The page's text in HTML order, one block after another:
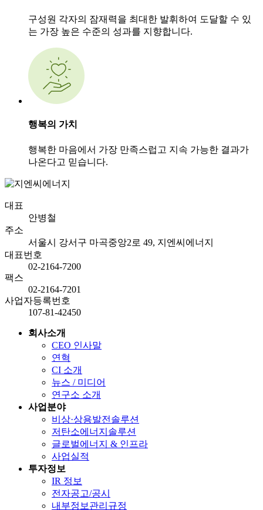
구성원 각자의 잠재력을 최대한 발휘하여 도달할 수 있
는 가장 높은 수준의 성과를 지향합니다.
행복의 가치
행복한 마음에서 가장 만족스럽고 지속 가능한 결과가
나온다고 믿습니다.
대표
안병철
주소
서울시 강서구 마곡중앙2로 49, 지엔씨에너지
대표번호
02-2164-7200
팩스
02-2164-7201
사업자등록번호
107-81-42450
회사소개
CEO 인사말
연혁
CI 소개
뉴스 / 미디어
연구소 소개
사업분야
비상·상용발전솔루션
저탄소에너지솔루션
글로벌에너지 & 인프라
사업실적
투자정보
IR 정보
전자공고/공시
내부정보관리규정